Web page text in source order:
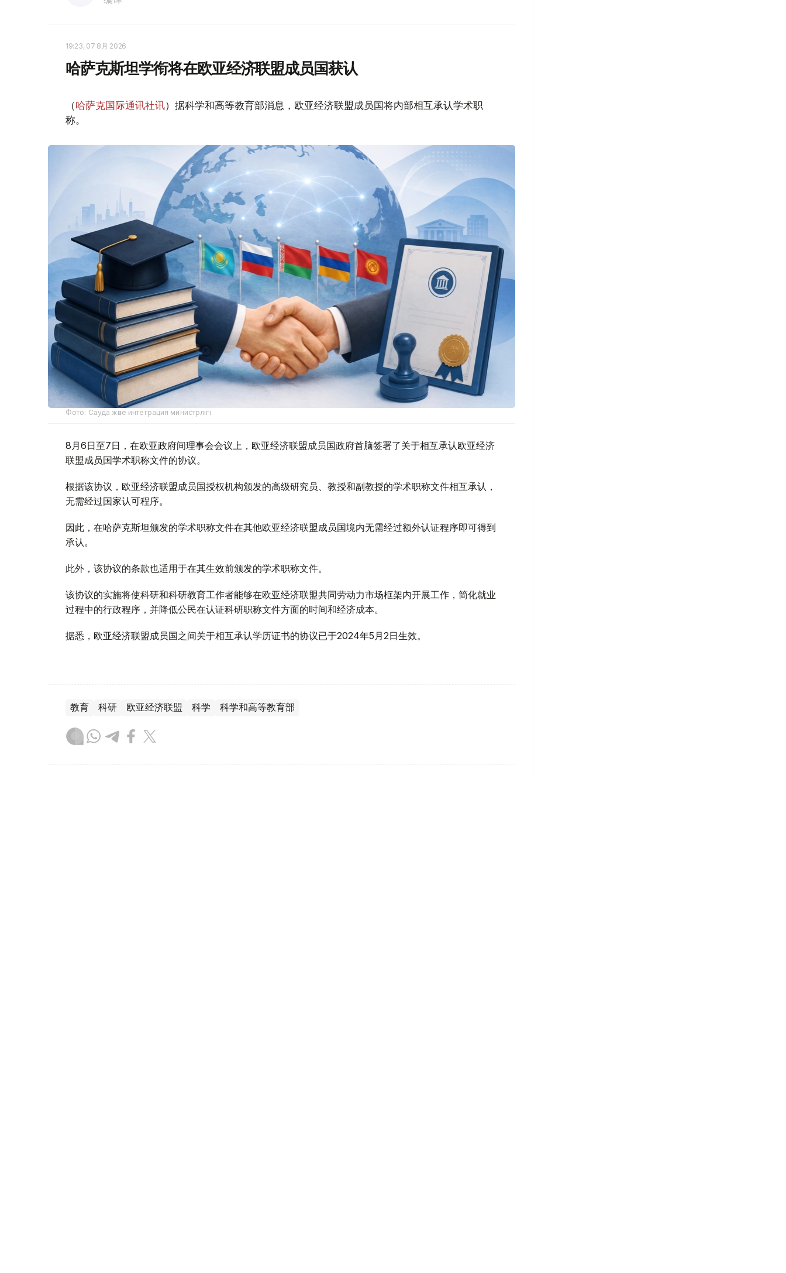
19:23, 07 8月 2026
哈萨克斯坦学衔将在欧亚经济联盟成员国获认
（哈萨克国际通讯社讯）据科学和高等教育部消息，欧亚经济联盟成员国将内部相互承认学术职
称。
Фото: Сауда және интеграция министрлігі
8月6日至7日，在欧亚政府间理事会会议上，欧亚经济联盟成员国政府首脑签署了关于相互承认欧亚经济
联盟成员国学术职称文件的协议。
根据该协议，欧亚经济联盟成员国授权机构颁发的高级研究员、教授和副教授的学术职称文件相互承认，
无需经过国家认可程序。
因此，在哈萨克斯坦颁发的学术职称文件在其他欧亚经济联盟成员国境内无需经过额外认证程序即可得到
承认。
此外，该协议的条款也适用于在其生效前颁发的学术职称文件。
该协议的实施将使科研和科研教育工作者能够在欧亚经济联盟共同劳动力市场框架内开展工作，简化就业
过程中的行政程序，并降低公民在认证科研职称文件方面的时间和经济成本。
据悉，欧亚经济联盟成员国之间关于相互承认学历证书的协议已于2024年5月2日生效。
教育 科研 欧亚经济联盟 科学 科学和高等教育部